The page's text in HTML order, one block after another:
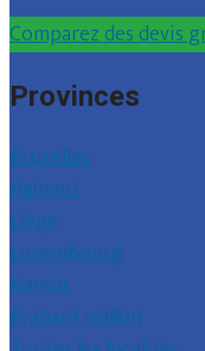
Comparez des devis
Provinces
Bruxelles
Hainaut
Liège
Luxembourg
Namur
Brabant wallon